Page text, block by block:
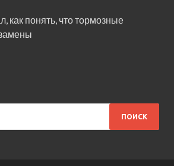
как понять, что тормозные